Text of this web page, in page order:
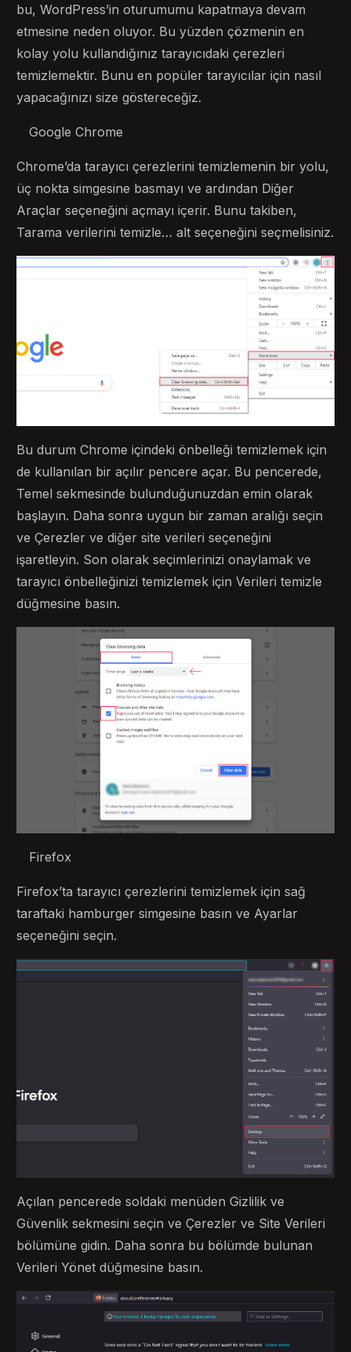
bu, WordPress’in oturumumu kapatmaya devam
etmesine neden oluyor. Bu yüzden çözmenin en
kolay yolu kullandığınız tarayıcıdaki çerezleri
temizlemektir. Bunu en popüler tarayıcılar için nasıl
yapacağınızı size göstereceğiz.
Google Chrome
Chrome’da tarayıcı çerezlerini temizlemenin bir yolu,
üç nokta simgesine basmayı ve ardından Diğer
Araçlar seçeneğini açmayı içerir. Bunu takiben,
Tarama verilerini temizle… alt seçeneğini seçmelisiniz.
Bu durum Chrome içindeki önbelleği temizlemek için
de kullanılan bir açılır pencere açar. Bu pencerede,
Temel sekmesinde bulunduğunuzdan emin olarak
başlayın. Daha sonra uygun bir zaman aralığı seçin
ve Çerezler ve diğer site verileri seçeneğini
işaretleyin. Son olarak seçimlerinizi onaylamak ve
tarayıcı önbelleğinizi temizlemek için Verileri temizle
düğmesine basın.
Firefox
Firefox’ta tarayıcı çerezlerini temizlemek için sağ
taraftaki hamburger simgesine basın ve Ayarlar
seçeneğini seçin.
Açılan pencerede soldaki menüden Gizlilik ve
Güvenlik sekmesini seçin ve Çerezler ve Site Verileri
bölümüne gidin. Daha sonra bu bölümde bulunan
Verileri Yönet düğmesine basın.